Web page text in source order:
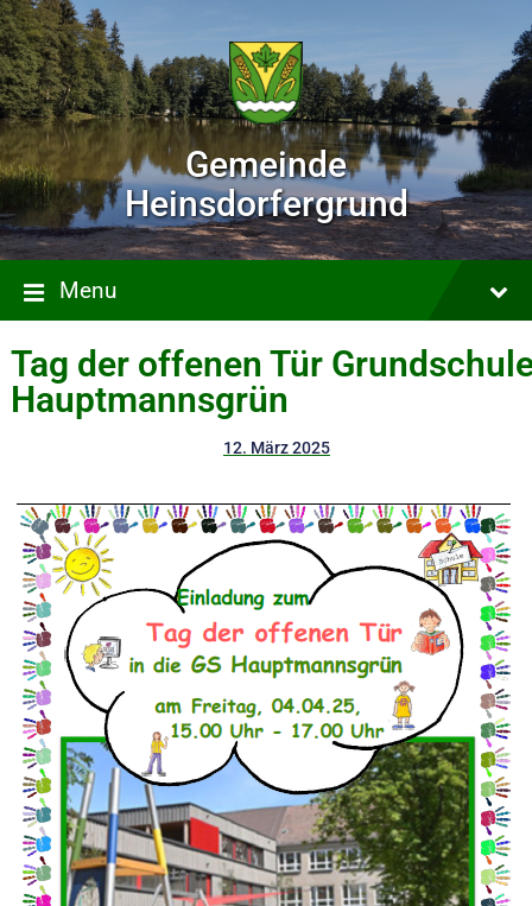
Gemeinde
Heinsdorfergrund
Menu
Tag der offenen Tür
Hauptmannsgrün
12. März 2025